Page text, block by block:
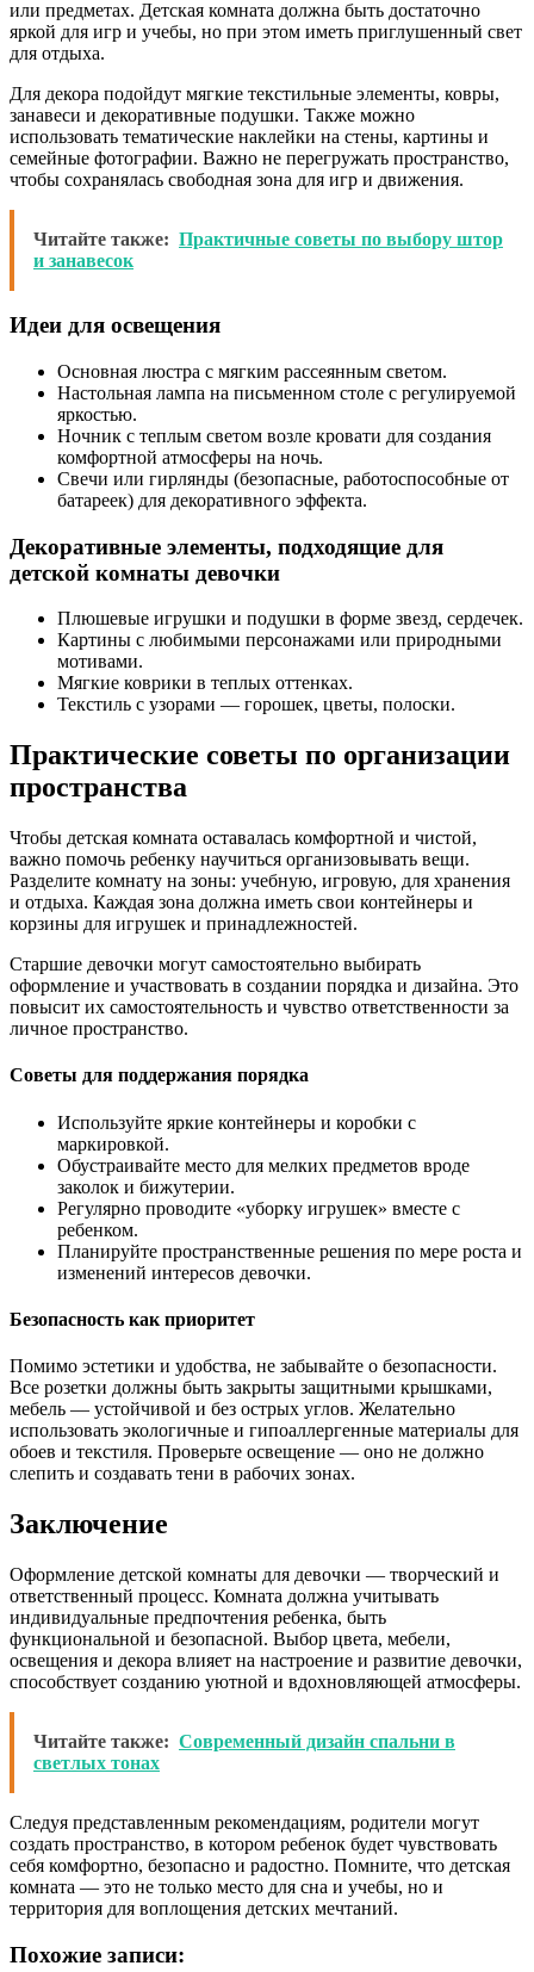
или предметах. Детская комната должна быть достаточно
яркой для игр и учебы, но при этом иметь приглушенный свет
для отдыха.
Для декора подойдут мягкие текстильные элементы, ковры,
занавеси и декоративные подушки. Также можно
использовать тематические наклейки на стены, картины и
семейные фотографии. Важно не перегружать пространство,
чтобы сохранялась свободная зона для игр и движения.
Читайте также: Практичные советы по выбору штор
и занавесок
Идеи для освещения
Основная люстра с мягким рассеянным светом.
Настольная лампа на письменном столе с регулируемой
яркостью.
Ночник с теплым светом возле кровати для создания
комфортной атмосферы на ночь.
Свечи или гирлянды (безопасные, работоспособные от
батареек) для декоративного эффекта.
Декоративные элементы, подходящие для
детской комнаты девочки
Плюшевые игрушки и подушки в форме звезд, сердечек.
Картины с любимыми персонажами или природными
мотивами.
Мягкие коврики в теплых оттенках.
Текстиль с узорами — горошек, цветы, полоски.
Практические советы по организации
пространства
Чтобы детская комната оставалась комфортной и чистой,
важно помочь ребенку научиться организовывать вещи.
Разделите комнату на зоны: учебную, игровую, для хранения
и отдыха. Каждая зона должна иметь свои контейнеры и
корзины для игрушек и принадлежностей.
Старшие девочки могут самостоятельно выбирать
оформление и участвовать в создании порядка и дизайна. Это
повысит их самостоятельность и чувство ответственности за
личное пространство.
Советы для поддержания порядка
Используйте яркие контейнеры и коробки с
маркировкой.
Обустраивайте место для мелких предметов вроде
заколок и бижутерии.
Регулярно проводите «уборку игрушек» вместе с
ребенком.
Планируйте пространственные решения по мере роста и
изменений интересов девочки.
Безопасность как приоритет
Помимо эстетики и удобства, не забывайте о безопасности.
Все розетки должны быть закрыты защитными крышками,
мебель — устойчивой и без острых углов. Желательно
использовать экологичные и гипоаллергенные материалы для
обоев и текстиля. Проверьте освещение — оно не должно
слепить и создавать тени в рабочих зонах.
Заключение
Оформление детской комнаты для девочки — творческий и
ответственный процесс. Комната должна учитывать
индивидуальные предпочтения ребенка, быть
функциональной и безопасной. Выбор цвета, мебели,
освещения и декора влияет на настроение и развитие девочки,
способствует созданию уютной и вдохновляющей атмосферы.
Читайте также: Современный дизайн спальни в
светлых тонах
Следуя представленным рекомендациям, родители могут
создать пространство, в котором ребенок будет чувствовать
себя комфортно, безопасно и радостно. Помните, что детская
комната — это не только место для сна и учебы, но и
территория для воплощения детских мечтаний.
Похожие записи: